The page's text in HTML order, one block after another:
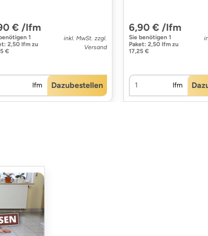
€ /lfm
1
: 2,50 lfm zu
€
inkl. MwSt. zzgl.
Versand
lfm Dazubestellen
6,90 € /lfm
Sie benötigen 1
Paket: 2,50 lfm zu
17,25 €
lfm